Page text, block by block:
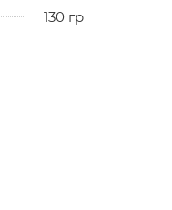
130 гр